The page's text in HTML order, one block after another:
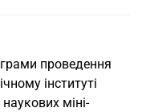
проведення
інституті
міні-